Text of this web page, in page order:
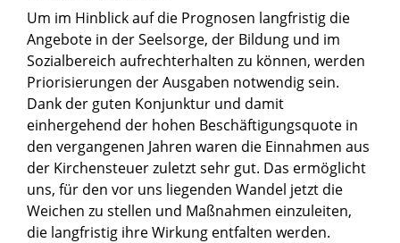
Um im Hinblick auf die Prognosen langfristig die
Angebote in der Seelsorge, der Bildung und im
Sozialbereich aufrechterhalten zu können, werden
Priorisierungen der Ausgaben notwendig sein.
Dank der guten Konjunktur und damit
einhergehend der hohen Beschäftigungsquote in
den vergangenen Jahren waren die Einnahmen aus
der Kirchensteuer zuletzt sehr gut. Das ermöglicht
uns, für den vor uns liegenden Wandel jetzt die
Weichen zu stellen und Maßnahmen einzuleiten,
die langfristig ihre Wirkung entfalten werden.